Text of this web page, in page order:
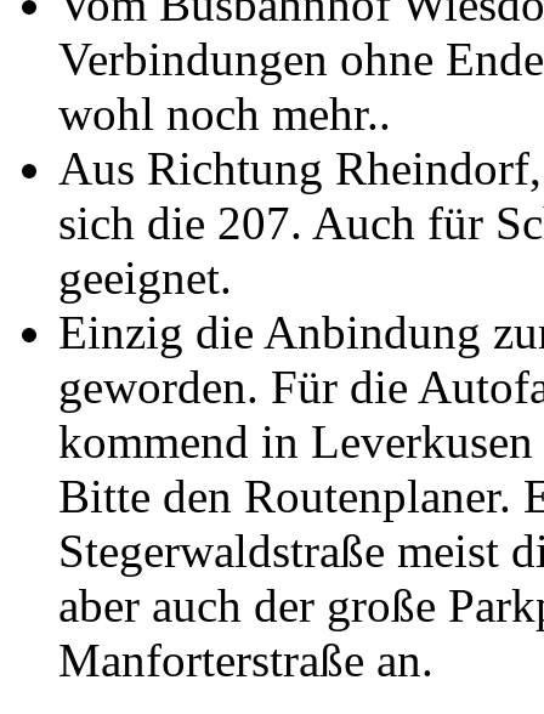
Verbindungen ohne
wohl noch mehr..
Aus Richtung
sich die 207. Auch für
geeignet.
Einzig die Anbindung
geworden. Für die
kommend in
Bitte den Routenplaner.
Stegerwaldstraße meist
aber auch der große
Manforterstraße an.